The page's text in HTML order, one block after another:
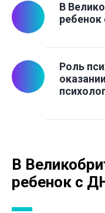
В
ребенок с
В
ребенок
Роль